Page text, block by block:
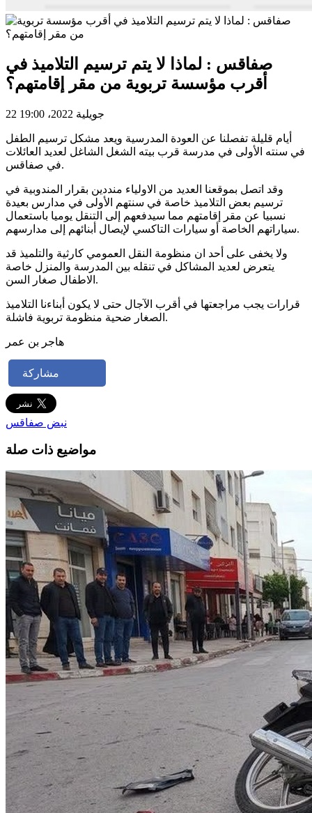
صفاقس : لماذا لا يتم ترسيم التلاميذ في
أقرب مؤسسة تربوية من مقر إقامتهم؟
22 جويلية 2022، 19:00
أيام قليلة تفصلنا عن العودة المدرسية ويعد مشكل ترسيم الطفل
في سنته الأولى في مدرسة قرب بيته الشغل الشاغل لعديد العائلات
في صفاقس.
وقد اتصل بموقعنا العديد من الاولياء منددين بقرار المندوبية في
ترسيم بعض التلاميذ خاصة في سنتهم الأولى في مدارس بعيدة
نسبيا عن مقر إقامتهم مما سيدفعهم إلى التنقل يوميا باستعمال
سياراتهم الخاصة أو سيارات التاكسي لإيصال أبنائهم إلى مدارسهم.
ولا يخفى على أحد ان منظومة النقل العمومي كارثية والتلميذ قد
يتعرض لعديد المشاكل في تنقله بين المدرسة والمنزل خاصة
الاطفال صغار السن.
قرارات يجب مراجعتها في أقرب الآجال حتى لا يكون أبناءنا التلاميذ
الصغار ضحية منظومة تربوية فاشلة.
هاجر بن عمر
مشاركة
نبض صفاقس
مواضيع ذات صلة